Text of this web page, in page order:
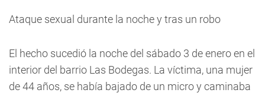
Ataque sexual durante la noche y tras un robo
El hecho sucedió la noche del sábado 3 de enero en el
interior del barrio Las Bodegas. La víctima, una mujer
de 44 años, se había bajado de un micro y caminaba